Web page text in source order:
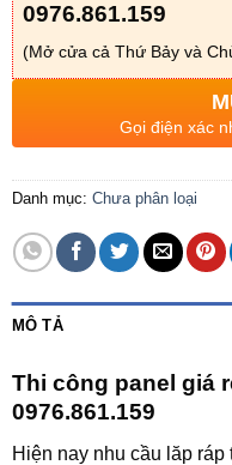
0976.861.159
(Mở cửa cả Thứ Bảy và
Gọi điện xác
Danh mục: Chưa phân loại
MÔ TẢ
Thi công panel giá
0976.861.159
Hiện nay nhu cầu lăp